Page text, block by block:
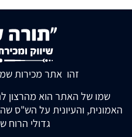
זהו אתר מכירות
שמו של האתר הוא מהרצון
האמונית, והעיונית על הש"ס
גדולי הרוח